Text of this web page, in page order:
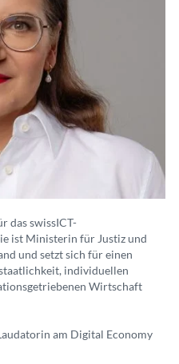
das swissICT-
ist Ministerin für Justiz und
und setzt sich für einen
individuellen
Wirtschaft
am Digital Economy